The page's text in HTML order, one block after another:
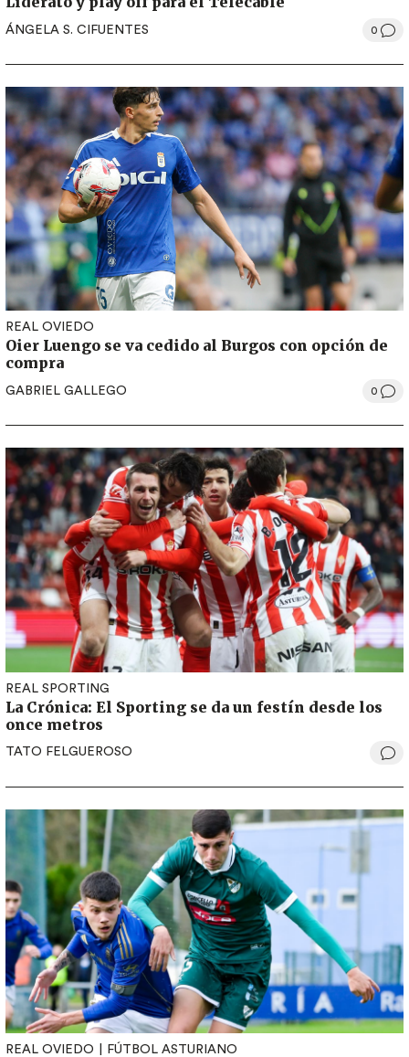
ÁNGELA S. CIFUENTES 0
REAL OVIEDO
Oier Luengo se va cedido al Burgos con opción de
compra
GABRIEL GALLEGO 0
REAL SPORTING
La Crónica: El Sporting se da un festín desde los
once metros
TATO FELGUEROSO
REAL OVIEDO FÚTBOL ASTURIANO